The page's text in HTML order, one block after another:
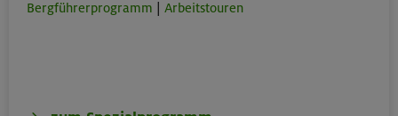
Bergführerprogramm
Arbeitstouren